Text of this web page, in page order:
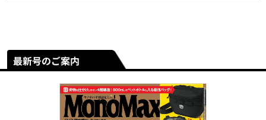
最新号のご案内